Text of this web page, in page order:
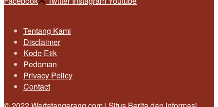
Tentang Kami
Disclaimer
Kode Etik
Pedoman
Privacy Policy
Contact